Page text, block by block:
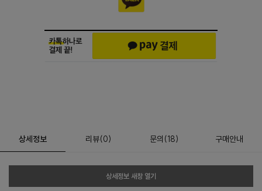
상세정보 리뷰(0) 문의 (18) 구매안내
상세정보 새창 열기